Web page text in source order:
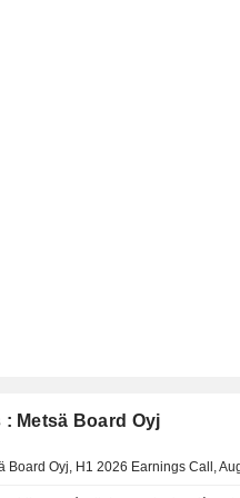
Metsä Board Oyj
Board Oyj, H1 2026 Earnings Call,